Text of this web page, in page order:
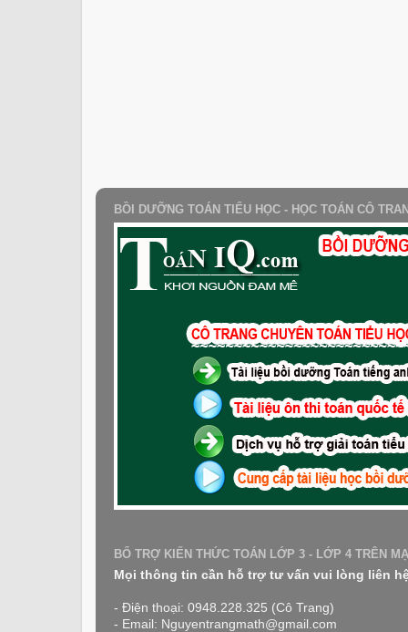
BỒI DƯỠNG TOÁN TIỂU HỌC - HỌC TOÁN CÔ
BỔ TRỢ KIẾN THỨC TOÁN LỚP 3 - LỚP 4 TRÊN
Mọi thông tin cần hỗ trợ tư vấn vui lòng liên
- Điện thoại: 0948.228.325 (Cô Trang)
- Email: Nguyentrangmath@gmail.com